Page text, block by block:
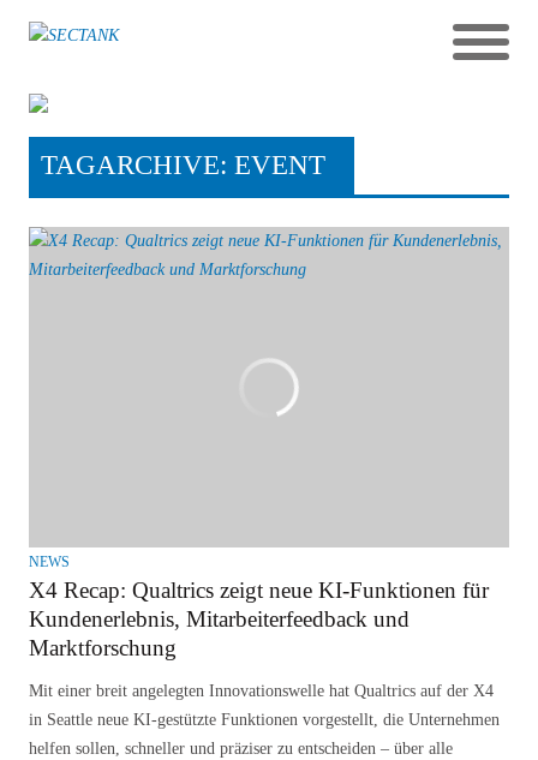
TAGARCHIVE: EVENT
NEWS
X4 Recap: Qualtrics zeigt neue KI‑Funktionen für
Kundenerlebnis, Mitarbeiterfeedback und
Marktforschung
Mit einer breit angelegten Innovationswelle hat Qualtrics auf der X4
in Seattle neue KI‑gestützte Funktionen vorgestellt, die Unternehmen
helfen sollen, schneller und präziser zu entscheiden – über alle